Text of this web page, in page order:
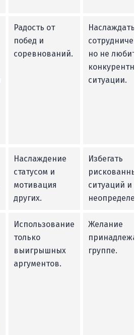
Радость от
побед и
соревнований.
но не
ситуации.
Наслаждение
статусом и
мотивация
других.
Избегать
ситуаций и
Использование
только
выигрышных
аргументов.
Желание
группе.